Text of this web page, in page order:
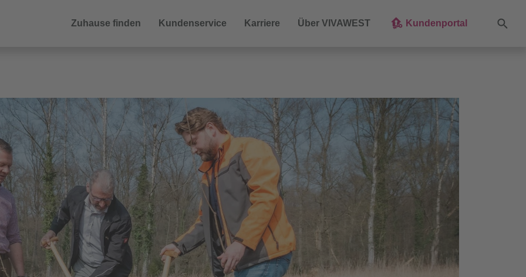
Zuhause finden Kundenservice Karriere Über VIVAWEST Kundenportal